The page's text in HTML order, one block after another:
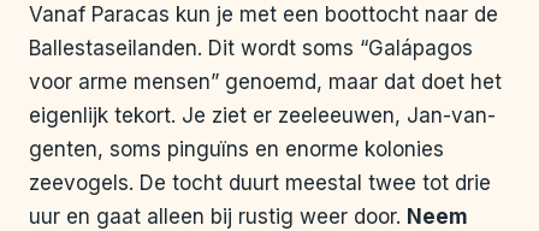
Vanaf Paracas kun je met een boottocht naar de
Ballestaseilanden. Dit wordt soms “Galápagos
voor arme mensen” genoemd, maar dat doet het
eigenlijk tekort. Je ziet er zeeleeuwen, Jan-van-
genten, soms pinguïns en enorme kolonies
zeevogels. De tocht duurt meestal twee tot drie
uur en gaat alleen bij rustig weer door. Neem